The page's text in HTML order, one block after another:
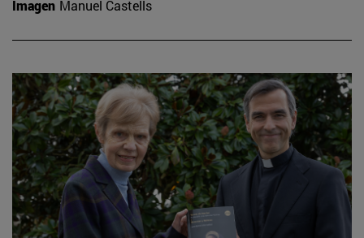
Imagen Manuel Castells